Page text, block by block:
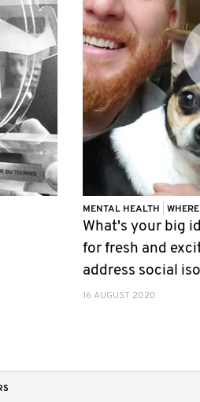
MENTAL HEALTH
What's your big
for fresh and
address social
16 AUGUST 2020